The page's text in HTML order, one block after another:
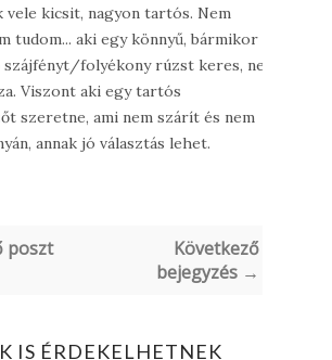
kicsit, nagyon tartós. Nem
tudom... aki egy könnyű, bármikor
szájfényt/folyékony rúzst keres, ne
Viszont aki egy tartós
szeretne, ami nem szárít és nem
annak jó választás lehet.
poszt
Következő
bejegyzés →
IS ÉRDEKELHETNEK